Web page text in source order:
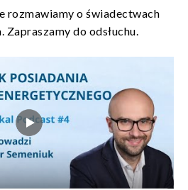
rozmawiamy o świadectwach
Zapraszamy do odsłuchu.